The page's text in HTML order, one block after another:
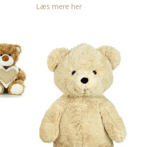
Læs mere her